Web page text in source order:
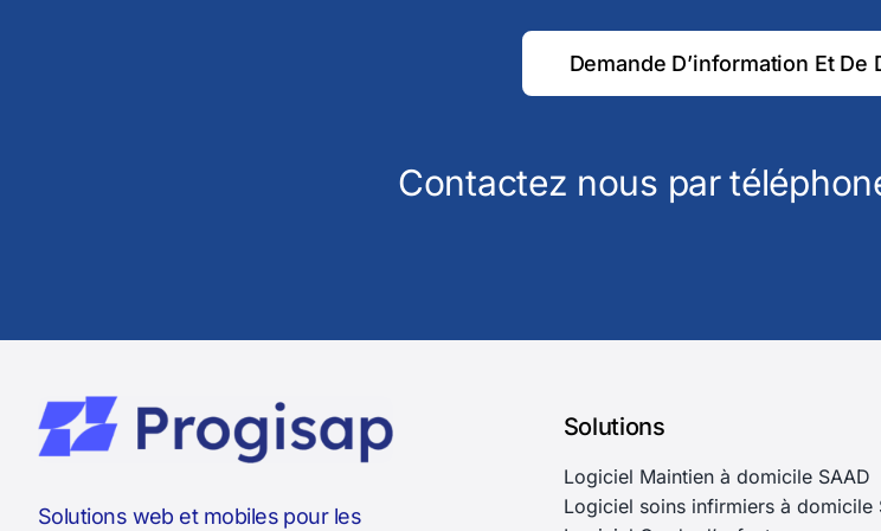
Demande D’information Et De
Contactez nous par
Solutions web et mobiles pour les
Solutions
Logiciel Maintien à domicile SAAD
Logiciel soins infirmiers à domicile